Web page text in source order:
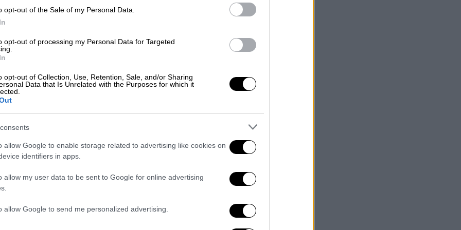
opt-out of the Sale of my Personal Data.
opt-out of processing my Personal Data for Targeted
opt-out of Collection, Use, Retention, Sale, and/or Sharing
Data that Is Unrelated with the Purposes for which it
allow Google to enable storage related to advertising like cookies on
identifiers in apps.
allow my user data to be sent to Google for online advertising
allow Google to send me personalized advertising.
πουεξετάζειη κυβέρνηση, που δεν μένει
κινήσεις.
, στην κυβέρνηση φαίνεται ότιεξετάζουν
που δοκίμασε η
σε όλους τους ενδιαφερόμενους
απεριορίστων διαδρομών με κόστος
τους μέσω εναλλακτικής
τωνκαυσίμων.
ο δημοσιονομικός χώρος για να
η κάρτα για όλα ταΜέσα Μαζικής
27
που κοστίζει σήμερα καθώς
εισιτήριο στο1,20 από 1,40 ευρώπου
και το να ενταχθεί τελικά το μέτρο
ανακοινώσει ο Πρωθυπουργός,